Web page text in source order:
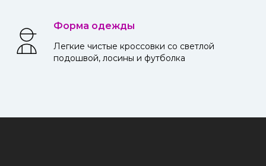
Форма одежды
Легкие чистые кроссовки со светлой
подошвой, лосины и футболка